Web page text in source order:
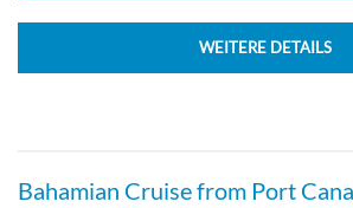
WEITERE DETAILS
Bahamian Cruise from Port